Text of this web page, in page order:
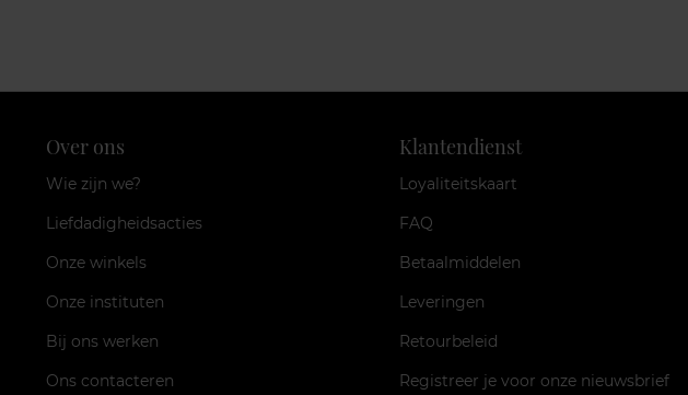
Over ons
Wie zijn we?
Liefdadigheidsacties
Onze winkels
Onze instituten
Bij ons werken
Ons contacteren
Klantendienst
Loyaliteitskaart
FAQ
Betaalmiddelen
Leveringen
Retourbeleid
Registreer je voor onze nieuwsbrief